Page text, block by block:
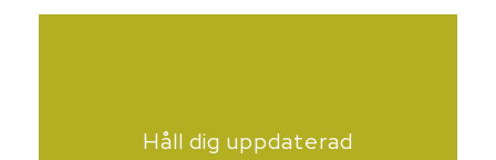
Håll dig uppdaterad